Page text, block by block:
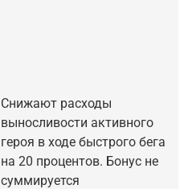
Снижают расходы
выносливости активного
героя в ходе быстрого бега
на 20 процентов. Бонус не
суммируется